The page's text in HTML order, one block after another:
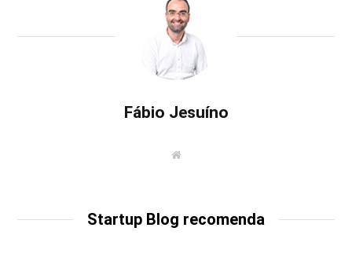
Fábio Jesuíno
W
Startup Blog recomenda